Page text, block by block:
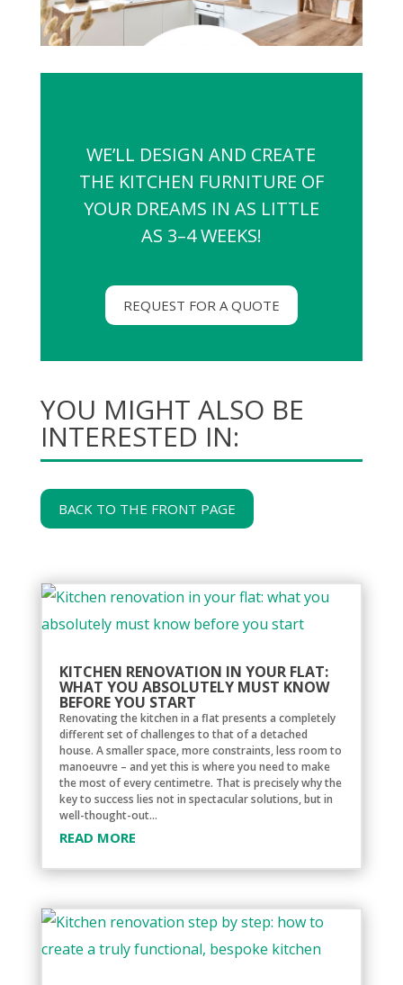
WE’LL DESIGN AND CREATE
THE KITCHEN FURNITURE OF
YOUR DREAMS IN AS LITTLE
AS 3–4 WEEKS!
REQUEST FOR A QUOTE
YOU MIGHT ALSO BE
INTERESTED IN:
BACK TO THE FRONT PAGE
KITCHEN RENOVATION IN YOUR FLAT:
WHAT YOU ABSOLUTELY MUST KNOW
BEFORE YOU START
Renovating the kitchen in a flat presents a completely
different set of challenges to that of a detached
house. A smaller space, more constraints, less room to
manoeuvre – and yet this is where you need to make
the most of every centimetre. That is precisely why the
key to success lies not in spectacular solutions, but in
well-thought-out...
READ MORE